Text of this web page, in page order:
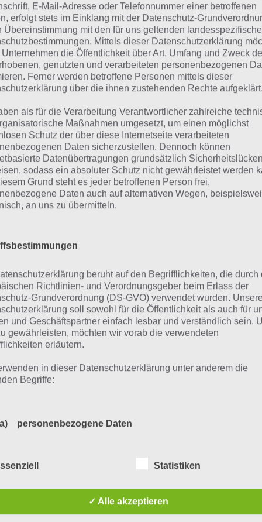
gilt es in Stick Stunt Biker 2 Stunts zu machen, um
Damit man sich stetig verbessert, spielt man
aus der Runde davor. Kurzum ist Stick Stunt Biker 2
Stunt Biker 2 für
Play Store
Play kann Stick Stunt Biker 2 kostenlos
Djinnworks auch den neuen Spiele Service
man sich mit Freunden messen kann. Hier gehts
Djinnworks GmbH
E-Mail-Adresse oder Telefonnummer einer betroffenen
erfolgt stets im Einklang mit der Datenschutz-
Übereinstimmung mit den für uns geltenden
Mittels dieser Datenschutzerklärung
Unternehmen die Öffentlichkeit über Art, Umfang und Zweck
genutzten und verarbeiteten personenbezogenen
Ferner werden betroffene Personen mittels dieser
über die ihnen zustehenden Rechte aufgeklärt.
als für die Verarbeitung Verantwortlicher zahlreiche
Maßnahmen umgesetzt, um einen möglichst
Schutz der über diese Internetseite verarbeiteten
Daten sicherzustellen. Dennoch können
Datenübertragungen grundsätzlich
sodass ein absoluter Schutz nicht gewährleistet werden
Grund steht es jeder betroffenen Person frei,
Daten auch auf alternativen Wegen,
an uns zu übermitteln.
beruht auf den Begrifflichkeiten, die durch
Richtlinien- und Verordnungsgeber beim Erlass der
Grundverordnung (DS-GVO) verwendet wurden. Unsere
soll sowohl für die Öffentlichkeit als auch für
und Geschäftspartner einfach lesbar und verständlich sein.
gewährleisten, möchten wir vorab die verwendeten
erläutern.
in dieser Datenschutzerklärung unter anderem die
Begriffe:
a) personenbezogene Daten
identifizierte oder identifizierbare natürliche Person (im
Person angesehen, die direkt oder indirekt, insbesondere
Zuordnung zu einer Kennung wie einem Namen, zu einer
Statistiken
✓ Alle akzeptieren